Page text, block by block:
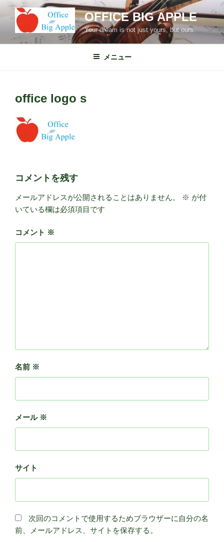
OFFICE BIG APPLE
Your dream is not just yours, but ours.
メニュー
office logo s
コメントを残す
メールアドレスが公開されることはありません。 ※ が付
いている欄は必須項目です
コメント ※
名前 ※
メール ※
サイト
次回のコメントで使用するためブラウザーに自分の名
前、メールアドレス、サイトを保存する。